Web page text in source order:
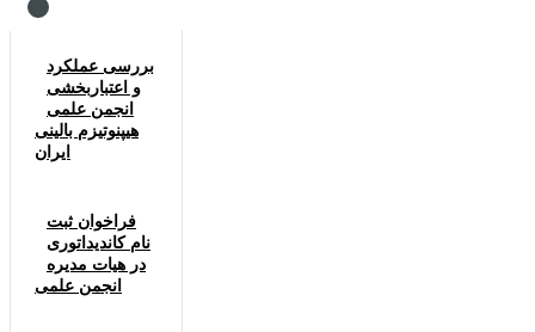
بررسی عملکرد
و اعتباربخشی
انجمن علمی
هیپنوتیزم بالینی
ایران
فراخوان ثبت
نام کاندیداتوری
در هیات مدیره
انجمن علمی